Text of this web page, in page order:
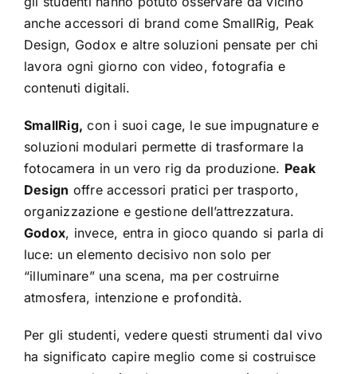
anche accessori di brand come SmallRig, Peak
Design, Godox e altre soluzioni pensate per chi
lavora ogni giorno con video, fotografia e
contenuti digitali.
SmallRig, con i suoi cage, le sue impugnature e
soluzioni modulari permette di trasformare la
fotocamera in un vero rig da produzione. Peak
Design offre accessori pratici per trasporto,
organizzazione e gestione dell’attrezzatura.
Godox, invece, entra in gioco quando si parla di
luce: un elemento decisivo non solo per
“illuminare” una scena, ma per costruirne
atmosfera, intenzione e profondità.
Per gli studenti, vedere questi strumenti dal vivo
ha significato capire meglio come si costruisce